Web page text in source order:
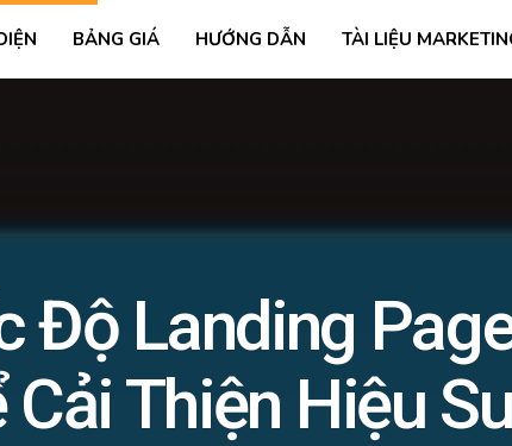
BẢNG GIÁ HƯỚNG DẪN TÀI LIỆU
Độ Landing
Thiện Hiệu